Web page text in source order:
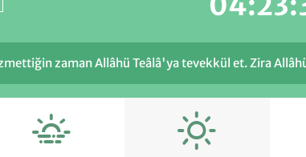
zaman Allâhü Teâlâ'ya tevekkül et. Zira